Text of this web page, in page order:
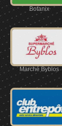
Botanix
Marché Byblos